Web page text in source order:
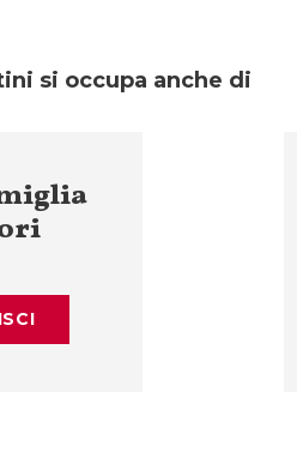
si occupa anche di